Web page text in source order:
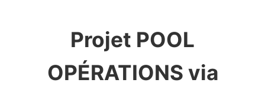
Projet POOL
OPÉRATIONS via